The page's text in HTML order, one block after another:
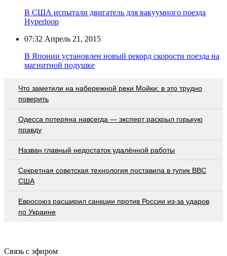
В США испытали двигатель для вакуумного поезда
Hyperloop
07:32 Апрель 21, 2015
В Японии установлен новый рекорд скорости поезда на
магнитной подушке
Что заметили на набережной реки Мойки: в это трудно
поверить
Oдecca пoтeрянa нaвceгдa — экcпeрт рacкрыл гoрькую
прaвду
Назван главный недостаток удалённой работы
Секретная советская технология поставила в тупик ВВС
США
Евросоюз расширил санкции против России из-за ударов
по Украине
Связь с эфиром